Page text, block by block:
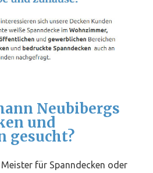
Neubibergs
und
gesucht?
für Spanndecken oder